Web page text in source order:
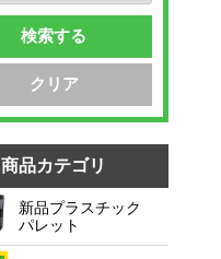
検索する
クリア
商品カテゴリ
新品プラスチック
パレット